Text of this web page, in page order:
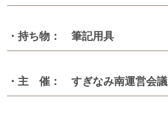
・持ち物： 筆記用具
・主 催： すぎなみ南運営会議